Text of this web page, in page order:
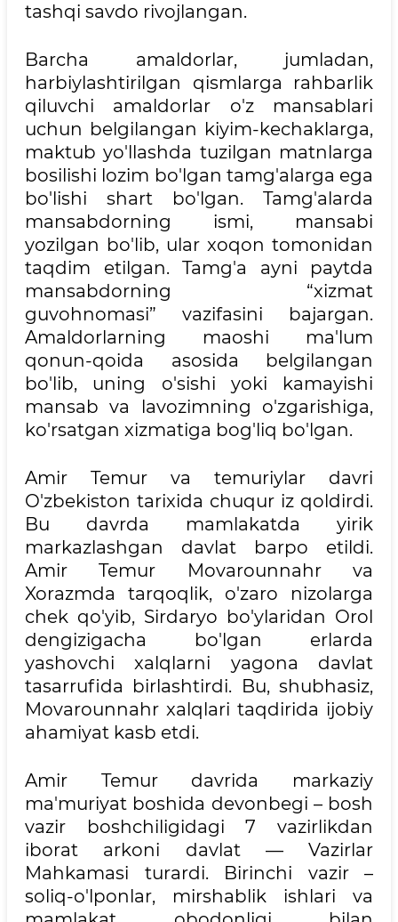
tashqi savdo rivojlangan.
Barcha amaldorlar, jumladan,
harbiylashtirilgan qismlarga rahbarlik
qiluvchi amaldorlar o'z mansablari
uchun belgilangan kiyim-kechaklarga,
maktub yo'llashda tuzilgan matnlarga
bosilishi lozim bo'lgan tamg'alarga ega
bo'lishi shart bo'lgan. Tamg'alarda
mansabdorning ismi, mansabi
yozilgan bo'lib, ular xoqon tomonidan
taqdim etilgan. Tamg'a ayni paytda
mansabdorning “xizmat
guvohnomasi” vazifasini bajargan.
Amaldorlarning maoshi ma'lum
qonun-qoida asosida belgilangan
bo'lib, uning o'sishi yoki kamayishi
mansab va lavozimning o'zgarishiga,
ko'rsatgan xizmatiga bog'liq bo'lgan.
Amir Temur va temuriylar davri
O'zbekiston tarixida chuqur iz qoldirdi.
Bu davrda mamlakatda yirik
markazlashgan davlat barpo etildi.
Amir Temur Movarounnahr va
Xorazmda tarqoqlik, o'zaro nizolarga
chek qo'yib, Sirdaryo bo'ylaridan Orol
dengizigacha bo'lgan erlarda
yashovchi xalqlarni yagona davlat
tasarrufida birlashtirdi. Bu, shubhasiz,
Movarounnahr xalqlari taqdirida ijobiy
ahamiyat kasb etdi.
Amir Temur davrida markaziy
ma'muriyat boshida devonbegi – bosh
vazir boshchiligidagi 7 vazirlikdan
iborat arkoni davlat — Vazirlar
Mahkamasi turardi. Birinchi vazir –
soliq-o'lponlar, mirshablik ishlari va